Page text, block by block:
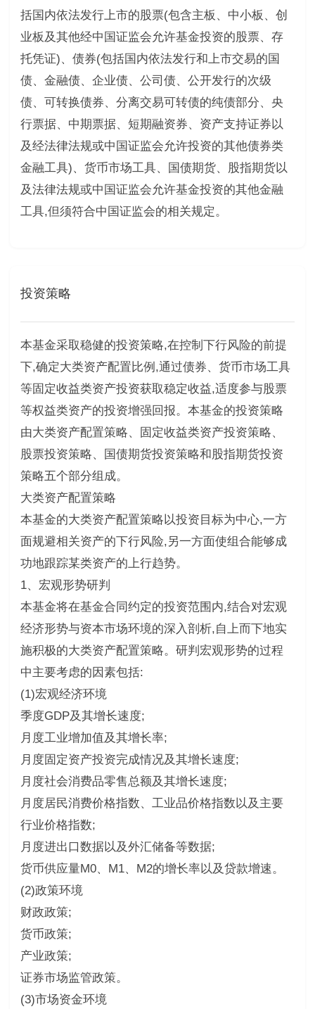
括国内依法发行上市的股票(包含主板、中小板、创
业板及其他经中国证监会允许基金投资的股票、存
托凭证)、债券(包括国内依法发行和上市交易的国
债、金融债、企业债、公司债、公开发行的次级
债、可转换债券、分离交易可转债的纯债部分、央
行票据、中期票据、短期融资券、资产支持证券以
及经法律法规或中国证监会允许投资的其他债券类
金融工具)、货币市场工具、国债期货、股指期货以
及法律法规或中国证监会允许基金投资的其他金融
工具,但须符合中国证监会的相关规定。
投资策略
本基金采取稳健的投资策略,在控制下行风险的前提
下,确定大类资产配置比例,通过债券、货币市场工具
等固定收益类资产投资获取稳定收益,适度参与股票
等权益类资产的投资增强回报。本基金的投资策略
由大类资产配置策略、固定收益类资产投资策略、
股票投资策略、国债期货投资策略和股指期货投资
策略五个部分组成。
大类资产配置策略
本基金的大类资产配置策略以投资目标为中心,一方
面规避相关资产的下行风险,另一方面使组合能够成
功地跟踪某类资产的上行趋势。
1、宏观形势研判
本基金将在基金合同约定的投资范围内,结合对宏观
经济形势与资本市场环境的深入剖析,自上而下地实
施积极的大类资产配置策略。研判宏观形势的过程
中主要考虑的因素包括:
(1)宏观经济环境
季度GDP及其增长速度;
月度工业增加值及其增长率;
月度固定资产投资完成情况及其增长速度;
月度社会消费品零售总额及其增长速度;
月度居民消费价格指数、工业品价格指数以及主要
行业价格指数;
月度进出口数据以及外汇储备等数据;
货币供应量M0、M1、M2的增长率以及贷款增速。
(2)政策环境
财政政策;
货币政策;
产业政策;
证券市场监管政策。
(3)市场资金环境